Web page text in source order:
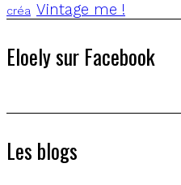
créa Vintage me !
Eloely sur Facebook
Les blogs